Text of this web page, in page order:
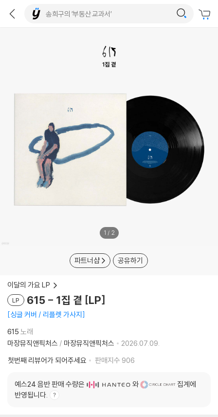
1 / 2
파트너샵 공유하기
이달의 가요 LP
LP 615 - 1집 곁 [LP]
싱글 커버 / 리플렛 가사지
615 노래
마장뮤직앤픽처스 / 마장뮤직앤픽처스
2026.07.09.
첫번째 리뷰어가 되어주세요
판매지수 906
예스24 음반 판매 수량은 와
집계에
반영됩니다.